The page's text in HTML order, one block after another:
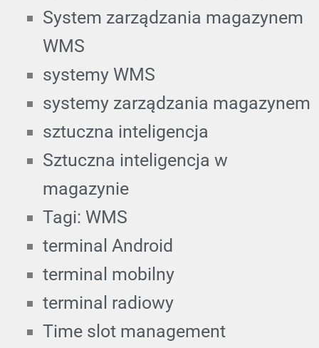
System zarządzania magazynem
WMS
systemy WMS
systemy zarządzania magazynem
sztuczna inteligencja
Sztuczna inteligencja w
magazynie
Tagi: WMS
terminal Android
terminal mobilny
terminal radiowy
Time slot management